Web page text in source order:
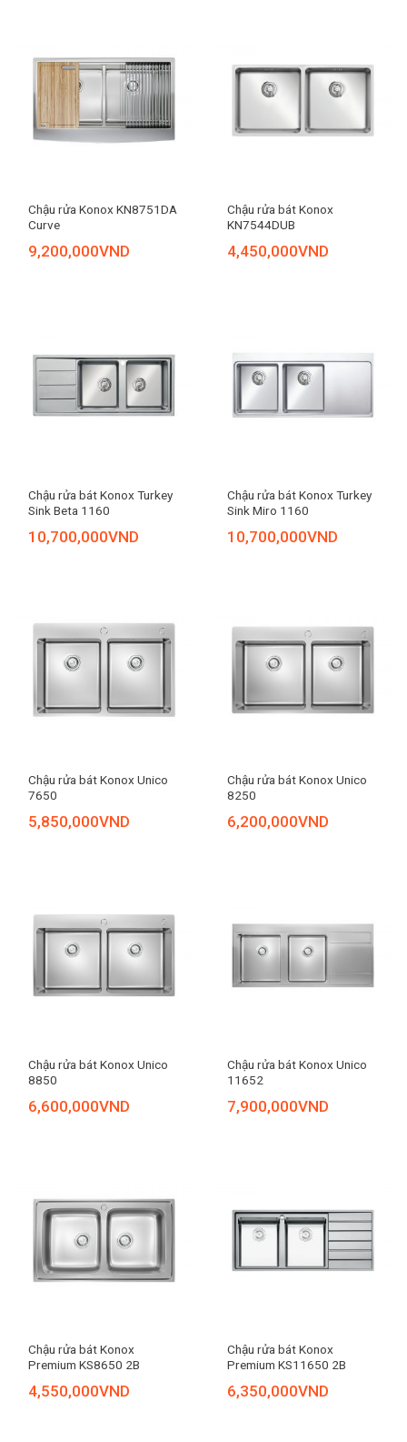
Chậu rửa Konox KN8751DA
Curve
9,200,000VND
Chậu rửa bát Konox
KN7544DUB
4,450,000VND
Chậu rửa bát Konox Turkey
Sink Beta 1160
10,700,000VND
Chậu rửa bát Konox Turkey
Sink Miro 1160
10,700,000VND
Chậu rửa bát Konox Unico
7650
5,850,000VND
Chậu rửa bát Konox Unico
8250
6,200,000VND
Chậu rửa bát Konox Unico
8850
6,600,000VND
Chậu rửa bát Konox Unico
11652
7,900,000VND
Chậu rửa bát Konox
Premium KS8650 2B
4,550,000VND
Chậu rửa bát Konox
Premium KS11650 2B
6,350,000VND